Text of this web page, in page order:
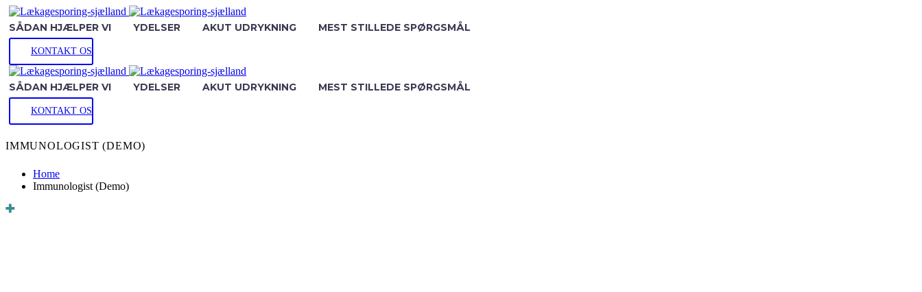
SÅDAN HJÆLPER VI YDELSER AKUT UDRYKNING MEST STILLEDE SPØRGSMÅL
KONTAKT OS
SÅDAN HJÆLPER VI YDELSER AKUT UDRYKNING MEST STILLEDE SPØRGSMÅL
KONTAKT OS
IMMUNOLOGIST (DEMO)
Home
Immunologist (Demo)